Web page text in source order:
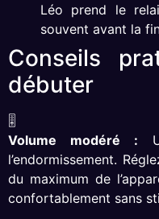
Léo prend le
souvent avant la
Conseils
débuter
🎚
Volume modéré :
l’endormissement.
du maximum de
confortablement sans